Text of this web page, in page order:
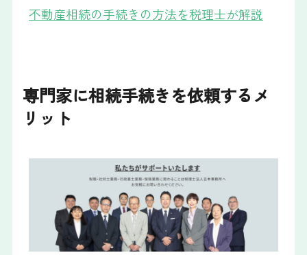
不動産相続の手続きの方法を税理士が解説
専門家に相続手続きを依頼するメ
リット